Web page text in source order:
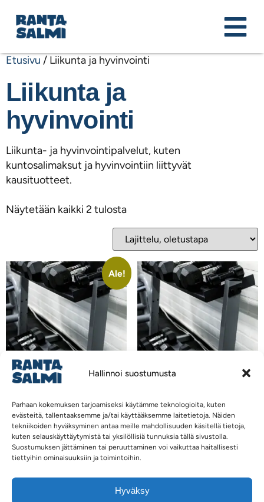
Hallinnoi suostumusta
Parhaan kokemuksen tarjoamiseksi käytämme teknologioita, kuten
evästeitä, tallentaaksemme ja/tai käyttääksemme laitetietoja. Näiden
tekniikoiden hyväksyminen antaa meille mahdollisuuden käsitellä tietoja,
kuten selauskäyttäytymistä tai yksilöllisiä tunnuksia tällä sivustolla.
Suostumuksen jättäminen tai peruuttaminen voi vaikuttaa haitallisesti
tiettyihin ominaisuuksiin ja toimintoihin.
Hyväksy
Etusivu / Liikunta ja hyvinvointi
Liikunta ja
hyvinvointi
Liikunta- ja hyvinvointipalvelut, kuten
kuntosalimaksut ja hyvinvointiin liittyvät
kausituotteet.
Näytetään kaikki 2 tulosta
Ale!
Kuntosalin kertakäynti
(13-17 -vuotiaat,
opiskelijat, työttömät ja
eläkeläiset)
9,00€ 4,50€
Lisää ostoskoriin
Kuntosalin kertakäynti
(aikuiset)
9,00 €
Lisää ostoskoriin